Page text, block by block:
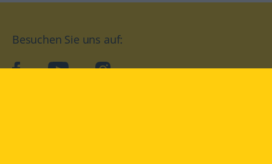
Besuchen Sie uns auf:
facebookYouTube Instagram